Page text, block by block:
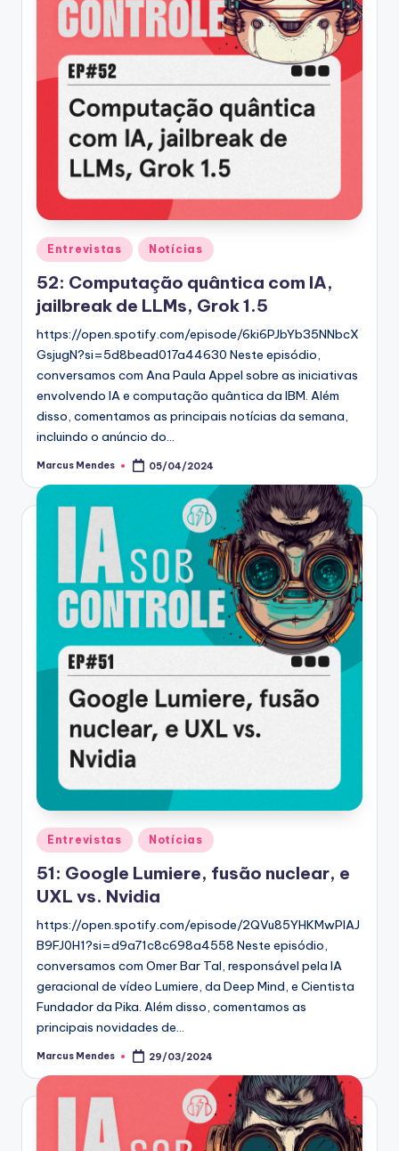
Posted
in
Entrevistas Notícias
52: Computação quântica com IA,
jailbreak de LLMs, Grok 1.5
https://open.spotify.com/episode/6ki6PJbYb35NNbcX
GsjugN?si=5d8bead017a44630 Neste episódio,
conversamos com Ana Paula Appel sobre as iniciativas
envolvendo IA e computação quântica da IBM. Além
disso, comentamos as principais notícias da semana,
incluindo o anúncio do…
Posted
Marcus Mendes 05/04/2024
Posted
in
Entrevistas Notícias
51: Google Lumiere, fusão nuclear, e
UXL vs. Nvidia
https://open.spotify.com/episode/2QVu85YHKMwPIAJ
B9FJ0H1?si=d9a71c8c698a4558 Neste episódio,
conversamos com Omer Bar Tal, responsável pela IA
geracional de vídeo Lumiere, da Deep Mind, e Cientista
Fundador da Pika. Além disso, comentamos as
principais novidades de…
Posted
Marcus Mendes 29/03/2024